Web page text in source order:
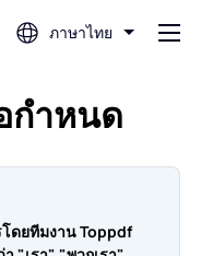
ภาษาไทย
กำหนด
ดยทีมงาน Toppdf